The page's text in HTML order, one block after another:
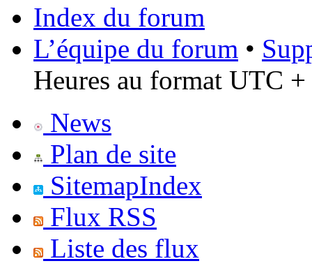
Index du forum
L’équipe du forum •
Heures au format UTC +
News
Plan de site
SitemapIndex
Flux RSS
Liste des flux